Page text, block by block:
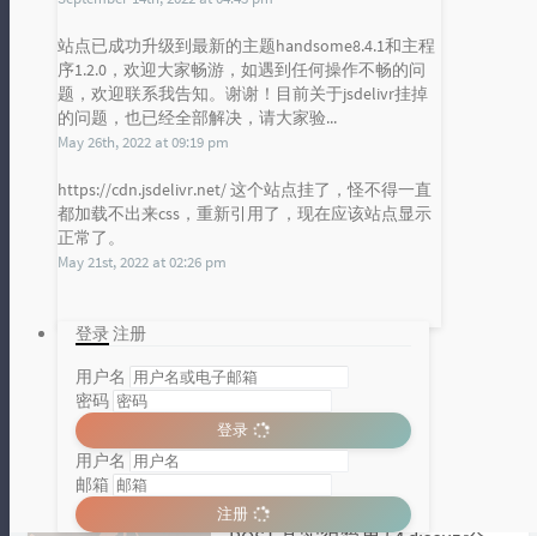
发布统计图
Loading...
站点已成功升级到最新的主题handsome8.4.1和主程
序1.2.0，欢迎大家畅游，如遇到任何操作不畅的问
题，欢迎联系我告知。谢谢！目前关于jsdelivr挂掉
的问题，也已经全部解决，请大家验...
May 26th, 2022 at 09:19 pm
https://cdn.jsdelivr.net/ 这个站点挂了，怪不得一直
都加载不出来css，重新引用了，现在应该站点显示
正常了。
May 21st, 2022 at 02:26 pm
登录注册
用户名
密码
登录
用户名
邮箱
注册
本节课我们来抓一下包含验证码的登
录包。有了之前的经验，这次我们直
2019 年 07 月 23 日
暂无评论
登录功能。方法也很简单，首先使用
雪山凌狐
2019 年 07 月 23 日